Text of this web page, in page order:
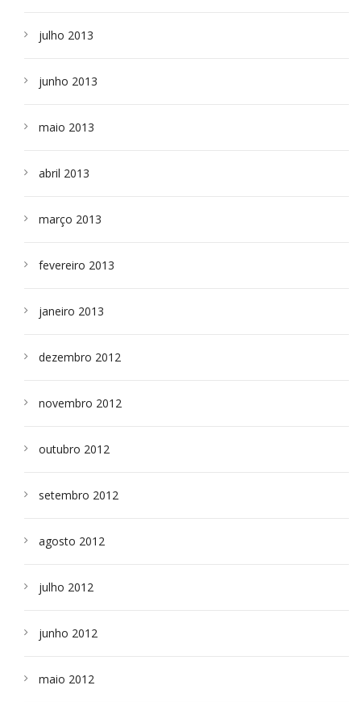
julho 2013
junho 2013
maio 2013
abril 2013
março 2013
fevereiro 2013
janeiro 2013
dezembro 2012
novembro 2012
outubro 2012
setembro 2012
agosto 2012
julho 2012
junho 2012
maio 2012